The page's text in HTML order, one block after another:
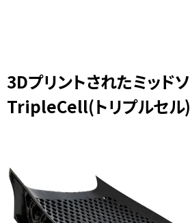
3Dプリントされたミッド
TripleCell(トリプルセル)